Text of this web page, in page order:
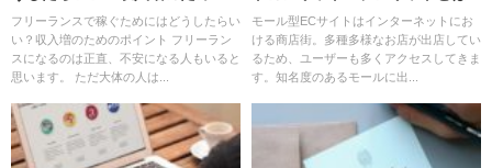
ポイント
フリーランスで稼ぐためにはどうしたらい
い？収入増のためのポイント フリーラン
スになるのは正直、不安になる人もいると
思います。 ただ大体の人は...
モール型ECサイトはインターネットにお
ける商店街。多種多様なお店が出店してい
るため、ユーザーも多くアクセスしてきま
す。知名度のあるモールに出...